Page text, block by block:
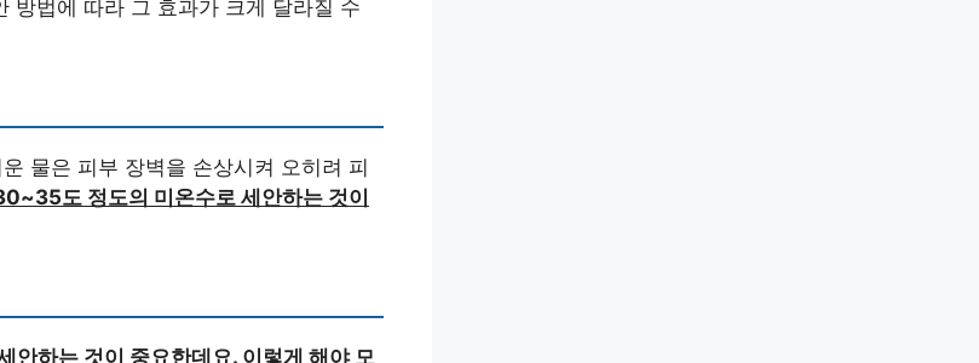
방법에 따라 그 효과가 크게 달라질 수
물은 피부 장벽을 손상시켜 오히려 피
도 정도의 미온수로 세안하는 것이
안하는 것이 중요한데요. 이렇게 해야 모